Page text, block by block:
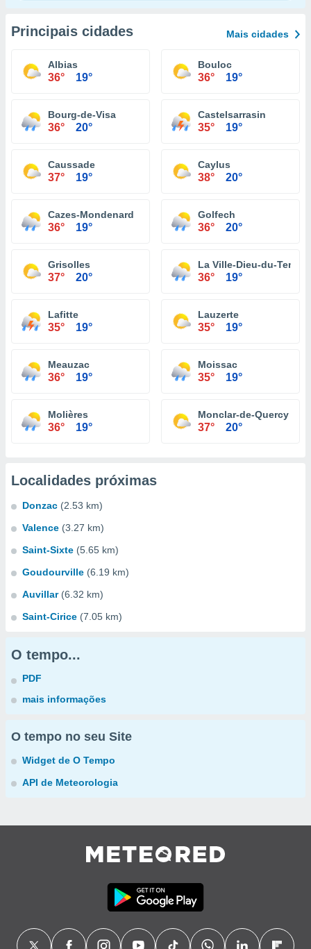
Principais cidades Mais cidades
Albias
36° 19°
Bouloc
36° 19°
Bourg-de-Visa
36° 20°
Castelsarrasin
35° 19°
Caussade
37° 19°
Caylus
38° 20°
Cazes-Mondenard
36° 19°
Golfech
36° 20°
Grisolles
37° 20°
La Ville-Dieu-du-Temple
36° 19°
Lafitte
35° 19°
Lauzerte
35° 19°
Meauzac
36° 19°
Moissac
35° 19°
Molières
36° 19°
Monclar-de-Quercy
37° 20°
Localidades próximas
Donzac (2.53 km)
Valence (3.27 km)
Saint-Sixte (5.65 km)
Goudourville (6.19 km)
Auvillar (6.32 km)
Saint-Cirice (7.05 km)
O tempo...
PDF
mais informações
O tempo no seu Site
Widget de O Tempo
API de Meteorologia